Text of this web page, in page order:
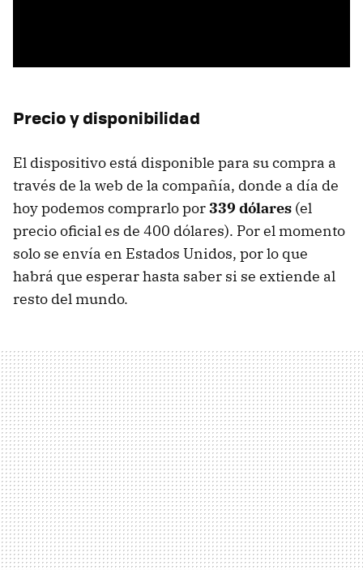
Precio y disponibilidad
El dispositivo está disponible para su compra a
través de la web de la compañía, donde a día de
hoy podemos comprarlo por339 dólares (el
precio oficial es de 400 dólares). Por el momento
solo se envía en Estados Unidos, por lo que
habrá que esperar hasta saber si se extiende al
resto del mundo.